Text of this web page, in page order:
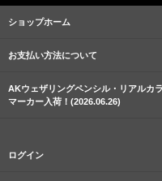
ショップホーム
お支払い方法について
AKウェザリングペンシル・リアルカ
マーカー入荷！(2026.06.26)
ログイン